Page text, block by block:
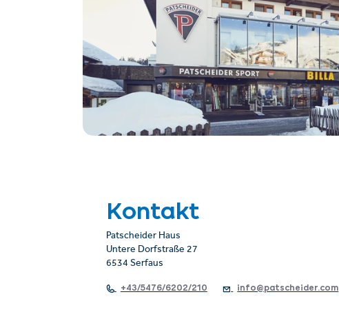
Kontakt
Patscheider Haus
Untere Dorfstraße 27
6534 Serfaus
+43/5476/6202/210 info@patscheider.com